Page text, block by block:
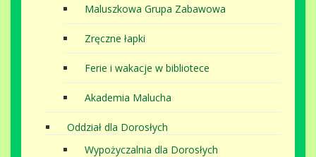
Maluszkowa Grupa Zabawowa
Zręczne łapki
Ferie i wakacje w bibliotece
Akademia Malucha
Oddział dla Dorosłych
Wypożyczalnia dla Dorosłych